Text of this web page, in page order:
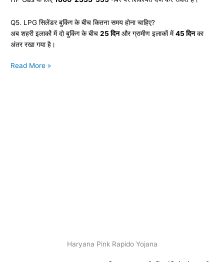
Q5. LPG सिलेंडर बुकिंग के बीच कितना समय होना चाहिए?
अब शहरी इलाकों में दो बुकिंग के बीच25 दिनऔर ग्रामीण इलाकों में45 दिनका
अंतर रखा गया है।
LPG
Read More »
Haryana Pink Rapido Yojana